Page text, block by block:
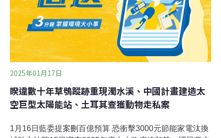
2025年01月17日
睽違數十年草鴞蹤跡重現濁水溪、中國計畫建造太
空巨型太陽能站、土耳其查獲動物走私案
1月16日藍委提案刪百億預算 恐衝擊3000元節能家電汰換